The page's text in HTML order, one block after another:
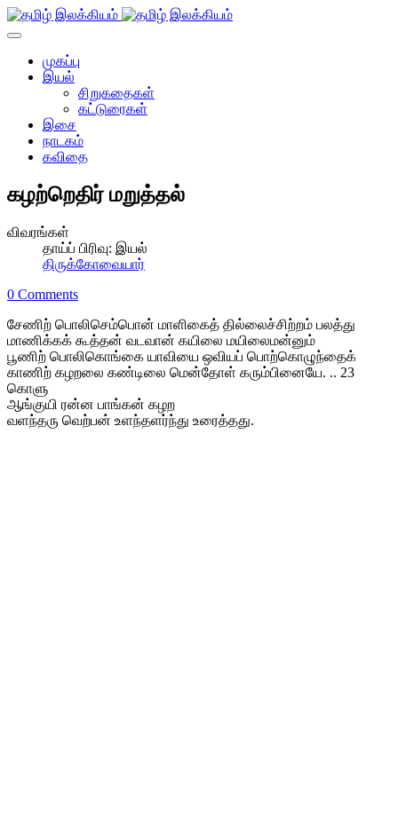
முகப்பு
இயல்
சிறுகதைகள்
கட்டுரைகள்
இசை
நாடகம்
கவிதை
கழற்றெதிர் மறுத்தல்
விவரங்கள்
தாய்ப் பிரிவு: இயல்
திருக்கோவையார்
0 Comments
சேணிற் பொலிசெம்பொன் மாளிகைத் தில்லைச்சிற்றம் பலத்து
மாணிக்கக் கூத்தன் வடவான் கயிலை மயிலைமன்னும்
பூணிற் பொலிகொங்கை யாவியை ஒவியப் பொற்கொழுந்தைக்
காணிற் கழறலை கண்டிலை மென்தோள் கரும்பினையே. .. 23
கொளு
ஆங்குயி ரன்ன பாங்கன் கழற
வளந்தரு வெற்பன் உளந்தளர்ந்து உரைத்தது.